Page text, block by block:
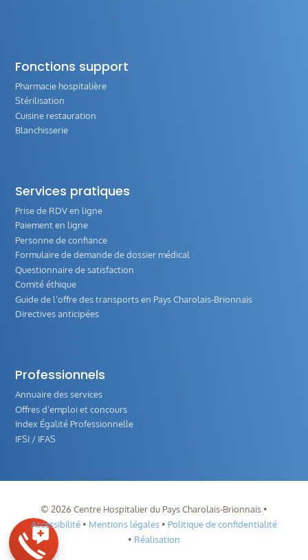
Fonctions support
Pharmacie hospitalière
Stérilisation
Cuisine restauration
Blanchisserie
Services pratiques
Prise de RDV en ligne
Paiement en ligne
Personne de confiance
Formulaire de demande de dossier médical
Questionnaire de satisfaction
Comité éthique
Guide de l‘offre des transports en Pays Charolais-Brionnais
Directives anticipées
Professionnels
Annuaire des services
Offres d’emploi et concours
Index Égalité Professionnelle
IFSI / IFAS
© 2026 Centre Hospitalier du Pays Charolais-Brionnais •
Accessibilité• Mentions légales• Politique de confidentialité
• Réalisation